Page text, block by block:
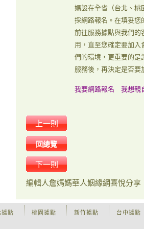
媽設在全省（台北、桃
採網路報名。在填妥您
前往服務據點與我們的
用，直至您確定要加入
們的環境，更重要的是
服務後，再決定是否要
我要網路報名 我想親
上一則
回總覽
下一則
編輯人詹媽媽華人姻緣網喜悅分享
台中據點
新竹據點
桃園據點
據點